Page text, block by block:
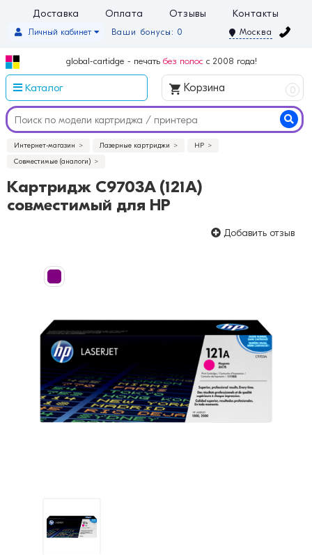
Доставка Оплата Отзывы Контакты
Ваши бонусы: 0
Личный кабинет Москва
global-cartidge - печать без полос с 2008 года!
Каталог Корзина 0
Интернет-магазин Лазерные картриджи
HP
Совместимые (аналоги)
Картридж C9703A (121A)
совместимый для HP
Добавить отзыв